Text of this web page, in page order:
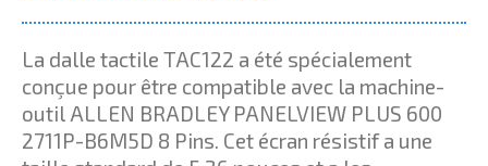
La dalle tactile TAC122 a été spécialement
conçue pour être compatible avec la machine-
outil ALLEN BRADLEY PANELVIEW PLUS 600
2711P-B6M5D 8 Pins. Cet écran résistif a une